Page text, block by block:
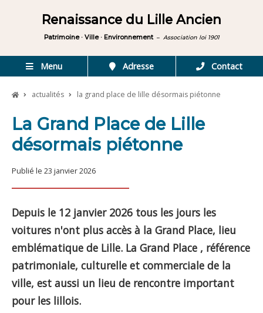
Renaissance du Lille Ancien
Patrimoine · Ville · Environnement– Association loi 1901
Menu Adresse Contact
actualités la grand place de lille désormais piétonne
La Grand Place de Lille
désormais piétonne
Publié le 23 janvier 2026
Depuis le 12 janvier 2026 tous les jours les
voitures n'ont plus accès à la Grand Place, lieu
emblématique de Lille. La Grand Place , référence
patrimoniale, culturelle et commerciale de la
ville, est aussi un lieu de rencontre important
pour les lillois.